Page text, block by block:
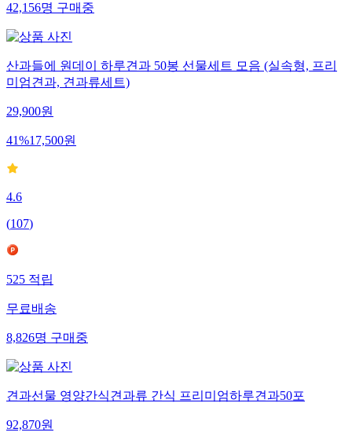
42,156명구매중
산과들에 원데이 하루견과 50봉 선물세트 모음 (실속형, 프리
미엄견과, 견과류세트)
29,900원
41%17,500원
4.6
(107)
525적립
무료배송
8,826명구매중
견과선물 영양간식견과류 간식 프리미엄하루견과50포
92,870원